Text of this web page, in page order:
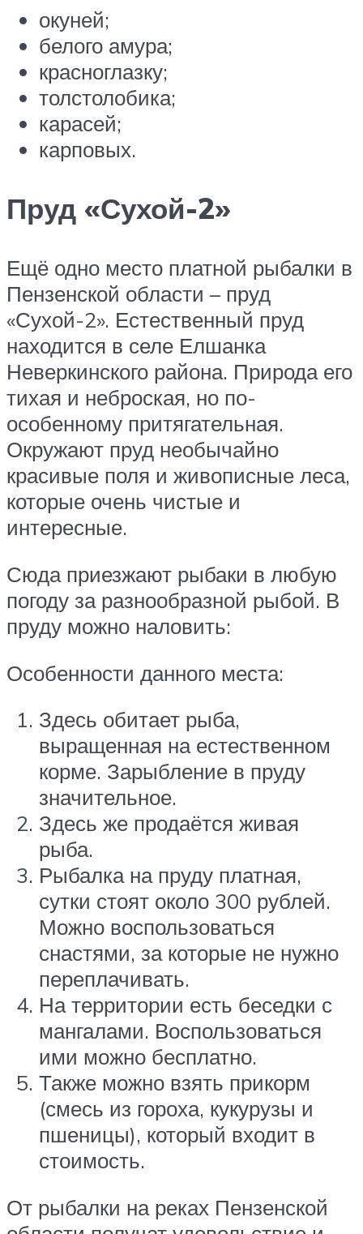
окуней;
белого амура;
красноглазку;
толстолобика;
карасей;
карповых.
Пруд «Сухой-2»
Ещё одно место платной рыбалки в
Пензенской области – пруд
«Сухой-2». Естественный пруд
находится в селе Елшанка
Неверкинского района. Природа его
тихая и неброская, но по-
особенному притягательная.
Окружают пруд необычайно
красивые поля и живописные леса,
которые очень чистые и
интересные.
Сюда приезжают рыбаки в любую
погоду за разнообразной рыбой. В
пруду можно наловить:
Особенности данного места:
Здесь обитает рыба,
выращенная на естественном
корме. Зарыбление в пруду
значительное.
Здесь же продаётся живая
рыба.
Рыбалка на пруду платная,
сутки стоят около 300 рублей.
Можно воспользоваться
снастями, за которые не нужно
переплачивать.
На территории есть беседки с
мангалами. Воспользоваться
ими можно бесплатно.
Также можно взять прикорм
(смесь из гороха, кукурузы и
пшеницы), который входит в
стоимость.
От рыбалки на реках Пензенской